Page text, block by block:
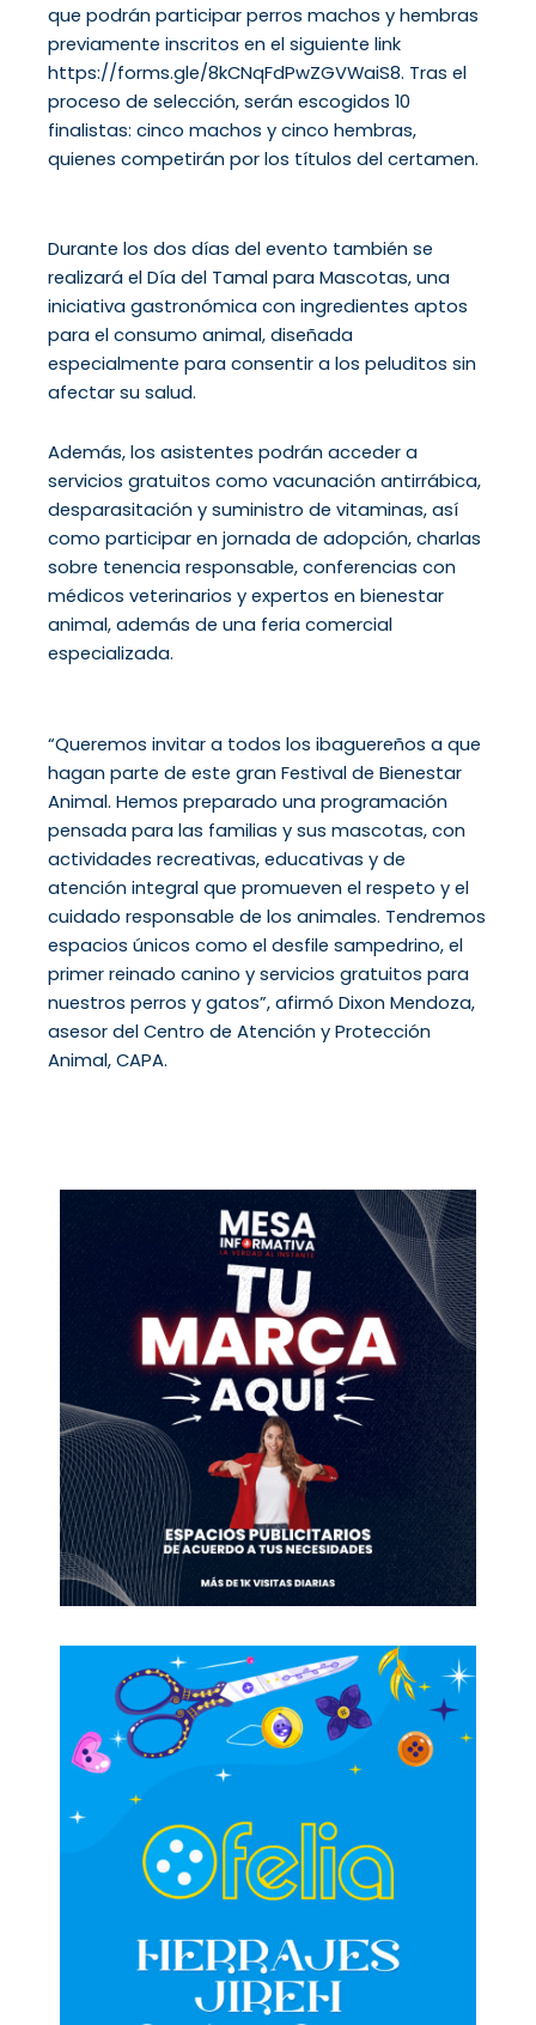
que podrán participar perros machos y hembras
previamente inscritos en el siguiente link
https://forms.gle/8kCNqFdPwZGVWaiS8. Tras el
proceso de selección, serán escogidos 10
finalistas: cinco machos y cinco hembras,
quienes competirán por los títulos del certamen.
Durante los dos días del evento también se
realizará el Día del Tamal para Mascotas, una
iniciativa gastronómica con ingredientes aptos
para el consumo animal, diseñada
especialmente para consentir a los peluditos sin
afectar su salud.
Además, los asistentes podrán acceder a
servicios gratuitos como vacunación antirrábica,
desparasitación y suministro de vitaminas, así
como participar en jornada de adopción, charlas
sobre tenencia responsable, conferencias con
médicos veterinarios y expertos en bienestar
animal, además de una feria comercial
especializada.
“Queremos invitar a todos los ibaguereños a que
hagan parte de este gran Festival de Bienestar
Animal. Hemos preparado una programación
pensada para las familias y sus mascotas, con
actividades recreativas, educativas y de
atención integral que promueven el respeto y el
cuidado responsable de los animales. Tendremos
espacios únicos como el desfile sampedrino, el
primer reinado canino y servicios gratuitos para
nuestros perros y gatos”, afirmó Dixon Mendoza,
asesor del Centro de Atención y Protección
Animal, CAPA.